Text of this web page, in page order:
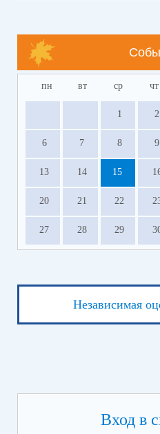
пн вт ср чт
1 2
6 7 8 9
13 14 15
20 21 22
27 28 29
Независимая
Вход в